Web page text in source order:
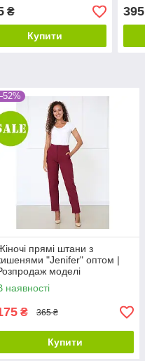
₴
Купити
395
прямі штани з
"Jenifer" оптом |
моделі
наявності
₴ 365 ₴
Купити